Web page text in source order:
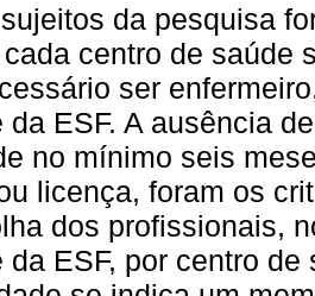
da pesquisa
centro de saúde
ser
da ESF. A ausência
no mínimo seis
licença, foram os
dos profissionais,
da ESF, por centro